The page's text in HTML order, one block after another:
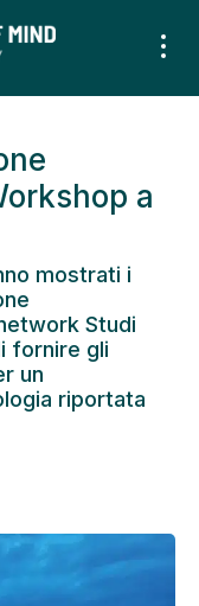
a
mostrati i
Studi
fornire gli
un
riportata